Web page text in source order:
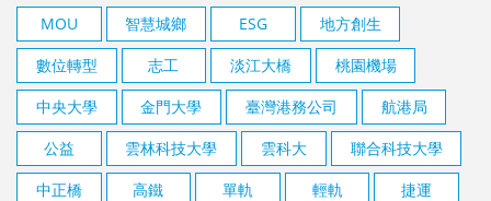
MOU
智慧城鄉 ESG
地方創生
數位轉型
志工 淡江大橋
桃園機場
中央大學
金門大學 臺灣港務公司
航港局
公益
雲林科技大學 雲科大
聯合科技大學
中正橋
高鐵 單軌 輕軌
捷運